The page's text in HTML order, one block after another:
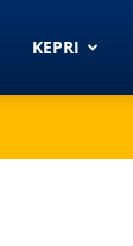
KEPRI